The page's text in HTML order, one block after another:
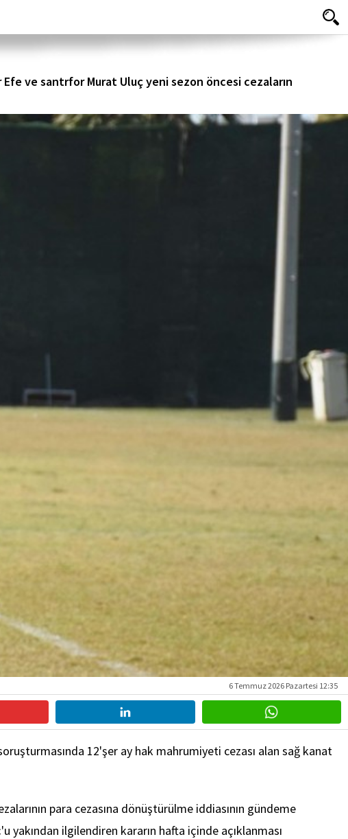
ve santrfor Murat Uluç yeni sezon öncesi cezaların
6 Temmuz 2026 Pazartesi 12:35
12'şer ay hak mahrumiyeti cezası alan sağ kanat
para cezasına dönüştürülme iddiasının gündeme
yakından ilgilendiren kararın hafta içinde açıklanması